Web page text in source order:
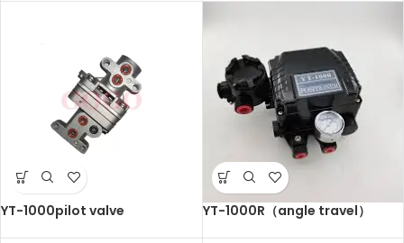
YT-1000pilot valve YT-1000R（angle travel）